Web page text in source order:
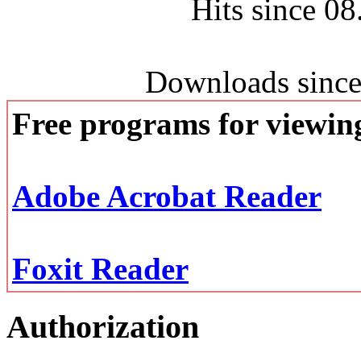
Hits since
Downloads
Free programs for
Adobe Acrobat Reader
Foxit Reader
Authorization